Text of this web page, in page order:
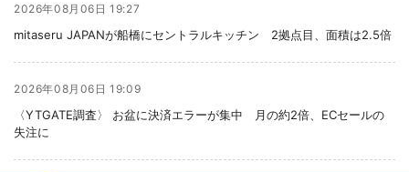
2026年08月06日 19:27
mitaseru JAPANが船橋にセントラルキッチン 2拠点目、面積は2.5倍
2026年08月06日 19:09
〈YTGATE調査〉 お盆に決済エラーが集中 月の約2倍、ECセールの
失注に